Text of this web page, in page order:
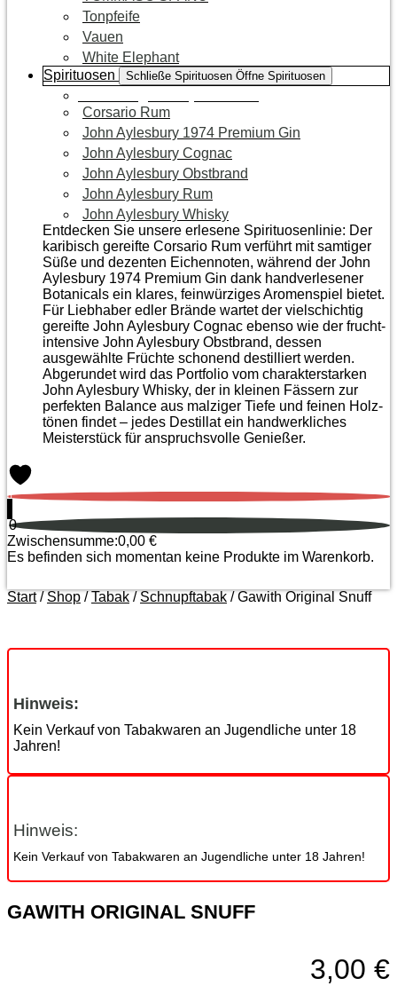
Tonpfeife
Vauen
White Elephant
Spirituosen
Schließe Spirituosen Öffne Spirituosen
Corsario Rum
John Aylesbury 1974 Premium Gin
John Aylesbury Cognac
John Aylesbury Obstbrand
John Aylesbury Rum
John Aylesbury Whisky
Entdecken Sie unsere erlesene Spirituosenlinie: Der
karibisch gereifte Corsario Rum verführt mit samtiger
Süße und dezenten Eichen­noten, während der John
Aylesbury 1974 Premium Gin dank handverlesener
Botanicals ein klares, feinwürziges Aromenspiel bietet.
Für Liebhaber edler Brände wartet der vielschichtig
gereifte John Aylesbury Cognac ebenso wie der frucht­
intensive John Aylesbury Obstbrand, dessen
ausgewählte Früchte schonend destilliert werden.
Abgerundet wird das Portfolio vom charakterstarken
John Aylesbury Whisky, der in kleinen Fässern zur
perfekten Balance aus malziger Tiefe und feinen Holz­
tönen findet – jedes Destillat ein handwerkliches
Meister­stück für anspruchsvolle Genießer.
0
0
Zwischensumme:0,00 €
Es befinden sich momentan keine Produkte im Warenkorb.
Start/ Shop /Tabak / Schnupftabak / Gawith Original Snuff
Hinweis:
Kein Verkauf von Tabakwaren an Jugendliche unter 18
Jahren!
Hinweis:
Kein Verkauf von Tabakwaren an Jugendliche unter 18 Jahren!
GAWITH ORIGINAL SNUFF
3,00 €